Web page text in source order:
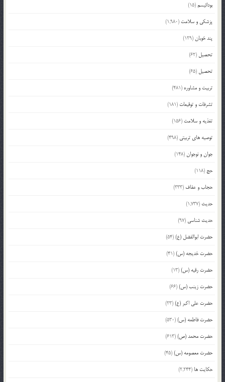
بودائیسم(15)
پزشکی و سلامت (1,980)
پند خوبان(129)
تحصیل (62)
تحصیل (65)
تربیت و مشاوره (481)
تشرفات و توقیعات (181)
تغذیه و سلامت (156)
توصیه های تربیتی (498)
جوان و نوجوان(148)
حج (118)
حجاب و عفاف (333)
حدیث (1,737)
حدیث شناسی (97)
حضرت ابوالفضل (ع)(54)
حضرت خدیجه (س)(41)
حضرت رقیه (س)(13)
حضرت زینب (س)(66)
حضرت علی اکبر (ع)(23)
حضرت فاطمه (س)(530)
حضرت محمد (ص)(613)
حضرت معصومه (س)(45)
حکایت ها (2,244)